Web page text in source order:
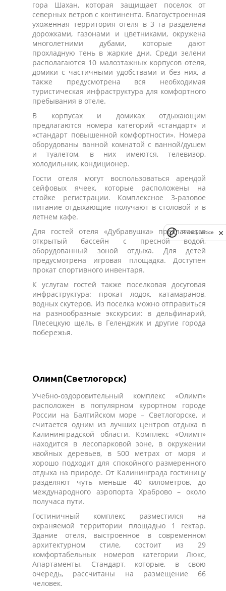
гора Шахан, которая защищает поселок от
северных ветров с континента. Благоустроенная
ухоженная территория отеля в 3 га разделена
дорожками, газонами и цветниками, окружена
многолетними дубами, которые дают
прохладную тень в жаркие дни. Среди зелени
располагаются 10 малоэтажных корпусов отеля,
домики с частичными удобствами и без них, а
также предусмотрена вся необходимая
туристическая инфраструктура для комфортного
пребывания в отеле.
В корпусах и домиках отдыхающим
предлагаются номера категорий «стандарт» и
«стандарт повышенной комфортности». Номера
оборудованы ванной комнатой с ванной/душем
и туалетом, в них имеются, телевизор,
холодильник, кондиционер.
Гости отеля могут воспользоваться арендой
сейфовых ячеек, которые расположены на
стойке регистрации. Комплексное 3-разовое
питание отдыхающие получают в столовой и в
летнем кафе.
Для гостей отеля «Дубравушка» предлагается
открытый бассейн с пресной водой,
оборудованный зоной отдыха. Для детей
предусмотрена игровая площадка. Доступен
прокат спортивного инвентаря.
К услугам гостей также поселковая досуговая
инфраструктура: прокат лодок, катамаранов,
водных скутеров. Из поселка можно отправиться
на разнообразные экскурсии: в дельфинарий,
Плесецкую щель, в Геленджик и другие города
побережья.
Олимп(Светлогорск)
Учебно-оздоровительный комплекс «Олимп»
расположен в популярном курортном городе
России на Балтийском море – Светлогорске, и
считается одним из лучших центров отдыха в
Калининградской области. Комплекс «Олимп»
находится в лесопарковой зоне, в окружении
хвойных деревьев, в 500 метрах от моря и
хорошо подходит для спокойного размеренного
отдыха на природе. От Калининграда гостиницу
разделяют чуть меньше 40 километров, до
международного аэропорта Храброво – около
получаса пути.
Гостиничный комплекс разместился на
охраняемой территории площадью 1 гектар.
Здание отеля, выстроенное в современном
архитектурном стиле, состоит из 29
комфортабельных номеров категории Люкс,
Апартаменты, Стандарт, которые, в свою
очередь, рассчитаны на размещение 66
человек.
Privacy notice